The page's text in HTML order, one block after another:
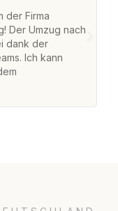
der Firma
Der Umzug nach
dank der
Ich kann